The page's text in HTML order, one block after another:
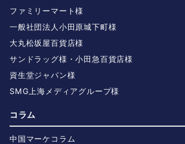
ファミリーマート様
一般社団法人小田原城下町様
大丸松坂屋百貨店様
サンドラッグ様・小田急百貨店様
資生堂ジャパン様
SMG上海メディアグループ様
コラム
中国マーケコラム